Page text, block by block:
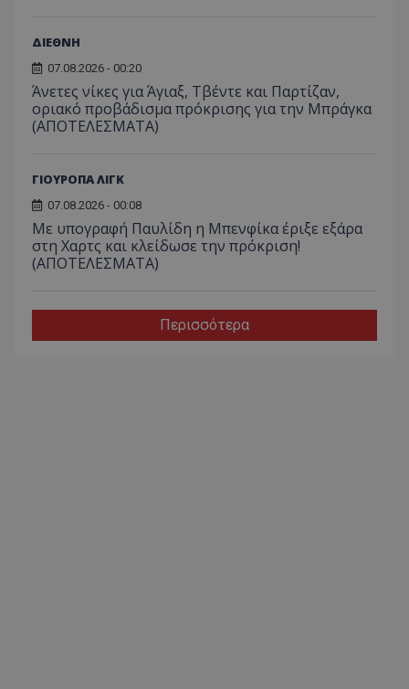
ΔΙΕΘΝΗ
07.08.2026 - 00:20
Άνετες νίκες για Άγιαξ, Τβέντε και Παρτίζαν,
οριακό προβάδισμα πρόκρισης για την Μπράγκα
(ΑΠΟΤΕΛΕΣΜΑΤΑ)
ΓΙΟΥΡΟΠΑ ΛΙΓΚ
07.08.2026 - 00:08
Με υπογραφή Παυλίδη η Μπενφίκα έριξε εξάρα
στη Χαρτς και κλείδωσε την πρόκριση!
(ΑΠΟΤΕΛΕΣΜΑΤΑ)
Περισσότερα